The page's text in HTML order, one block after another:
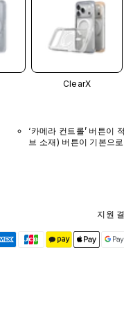
ClearX
‘카메라 컨트롤’ 버튼이
브 소재) 버튼이 기본으
지원